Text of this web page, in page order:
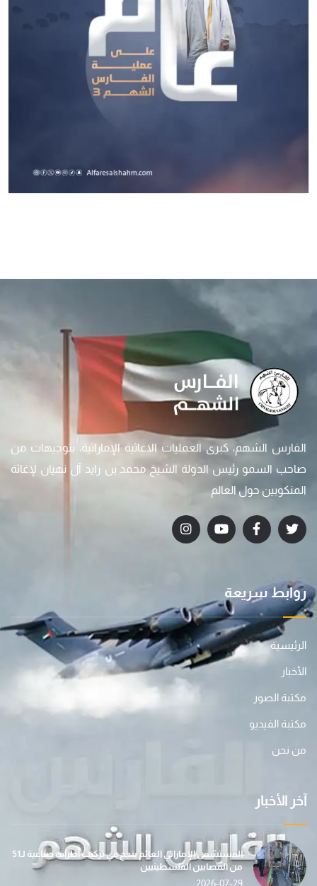
الفارس الشهم، كبرى العمليات الاغاثية الإماراتية، بتوجيهات من
صاحب السمو رئيس الدولة الشيخ محمد بن زايد آل نهيان لإغاثة
المنكوبين حول العالم
روابط سريعة
الرئيسية
الأخبار
مكتبة الصور
مكتبة الفيديو
من نحن
آخر الأخبار
المستشفى الإماراتي العائم ينجح في تركيب أطراف صناعية لـ51
من المصابين الفلسطينيين
2026-07-29